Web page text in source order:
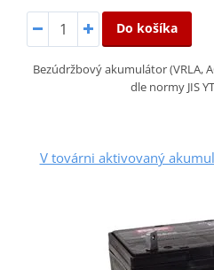
Do košíka
Bezúdržbový akumulátor (VRLA,
dle normy JIS
V továrni aktivovaný